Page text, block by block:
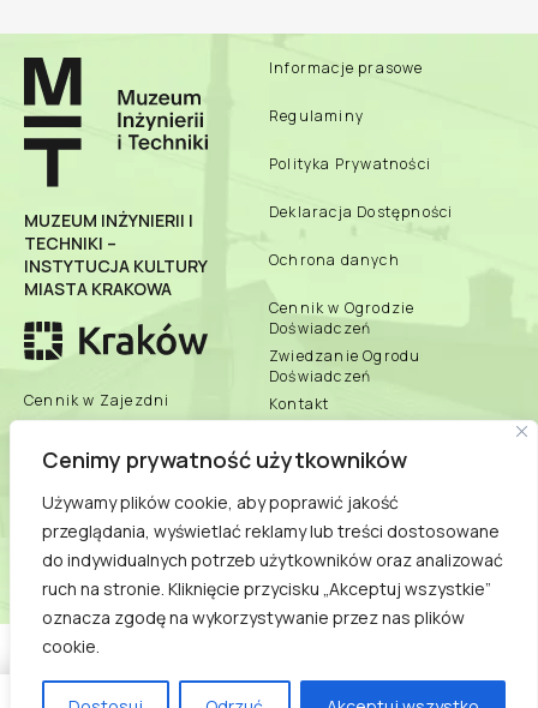
Cenimy prywatność użytkowników
Używamy plików cookie, aby poprawić jakość
przeglądania, wyświetlać reklamy lub treści dostosowane
do indywidualnych potrzeb użytkowników oraz analizować
ruch na stronie. Kliknięcie przycisku „Akceptuj wszystkie”
oznacza zgodę na wykorzystywanie przez nas plików
cookie.
MUZEUM INŻYNIERII I
TECHNIKI –
INSTYTUCJA KULTURY
MIASTA KRAKOWA
Cennik w Zajezdni
Zbiory Online
Zespół Muzeum
Dane teleadresowe
Praca/Praktyki/Wolontariat
Informacje prasowe
Regulaminy
Polityka Prywatności
Deklaracja Dostępności
Ochrona danych
Cennik w Ogrodzie
Doświadczeń
Zwiedzanie Ogrodu
Doświadczeń
Kontakt
biuletyn informacji
publicznej
MIASTA KRAKOWA